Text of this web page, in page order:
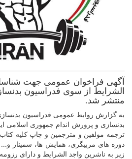
آگهی فراخوان عمومی جهت
الشرایط از سوی فدراسیون
منتشر شد.
به گزارش روابط عمومی فدراسیون
بدنسازی و پرورش اندام جمهوری اسلامی
ترجمه مولفین و مترجمین و چاپ کلیه
دوره های مربیگری، همایش ها، سمینار
زیر به ناشرین واجد الشرایط و دارای رزومه